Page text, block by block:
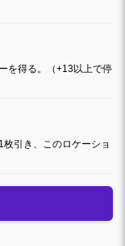
を得る。（+13以上で停
引き、このロケーショ